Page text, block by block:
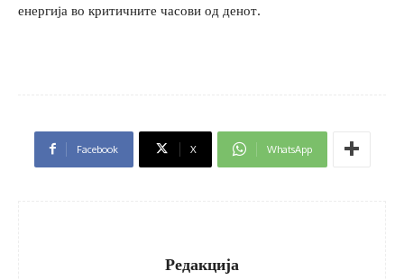
енергија во критичните часови од денот.
Facebook X WhatsApp
Редакција